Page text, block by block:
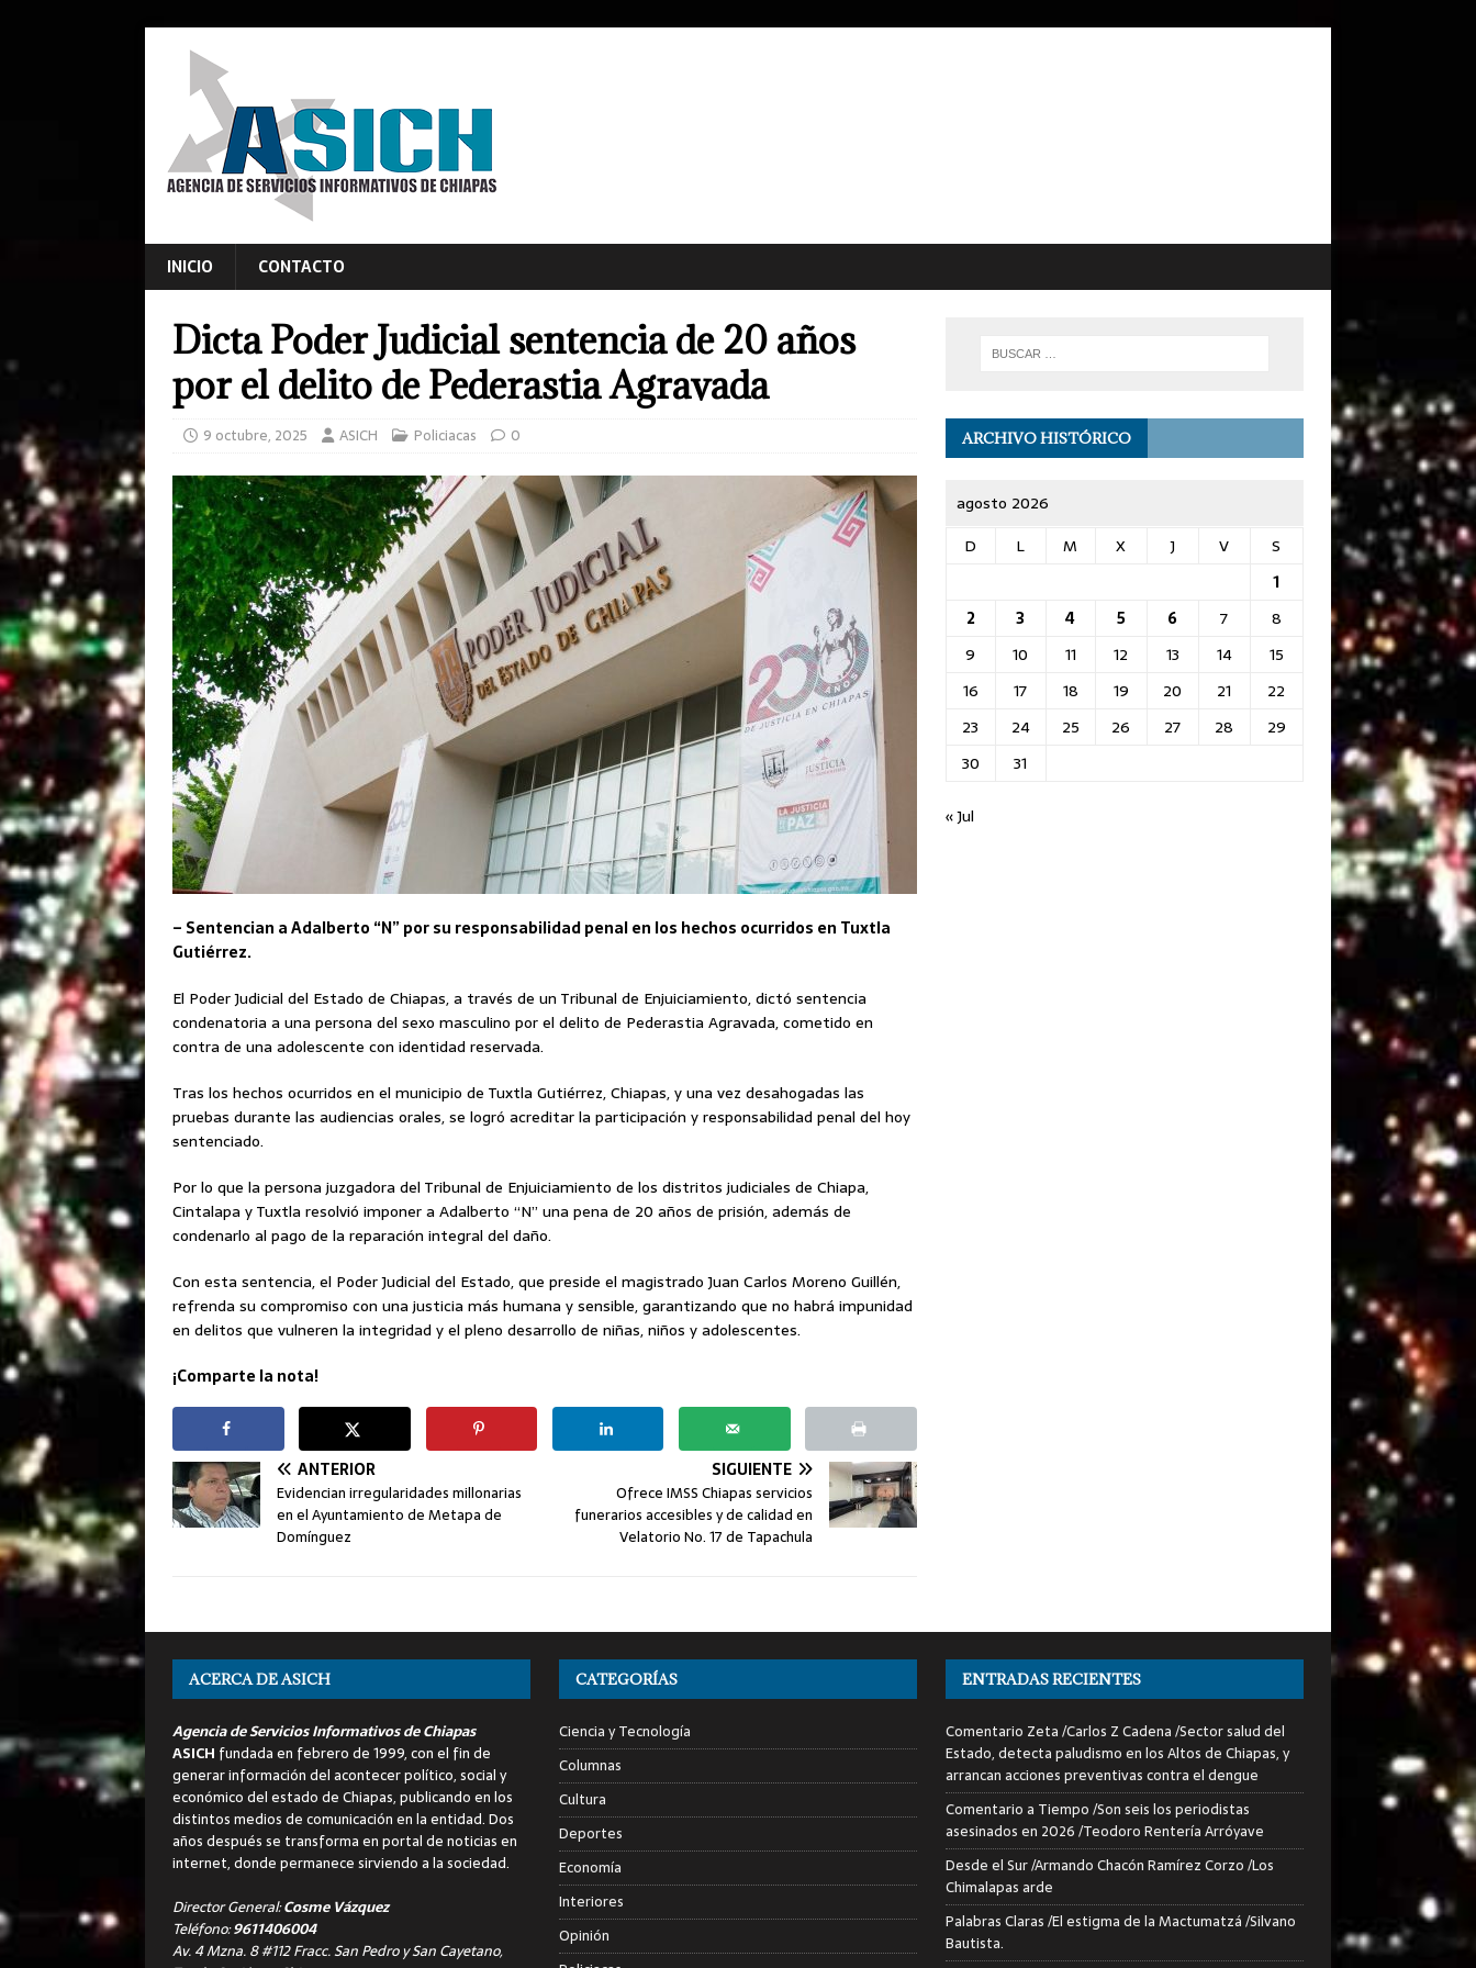
INICIO CONTACTO
Dicta Poder Judicial sentencia de 20 años
por el delito de Pederastia Agravada
9 octubre, 2025 ASICH Policiacas 0
– Sentencian a Adalberto “N” por su responsabilidad penal en los hechos ocurridos en Tuxtla
Gutiérrez.
El Poder Judicial del Estado de Chiapas, a través de un Tribunal de Enjuiciamiento, dictó sentencia
condenatoria a una persona del sexo masculino por el delito de Pederastia Agravada, cometido en
contra de una adolescente con identidad reservada.
Tras los hechos ocurridos en el municipio de Tuxtla Gutiérrez, Chiapas, y una vez desahogadas las
pruebas durante las audiencias orales, se logró acreditar la participación y responsabilidad penal del hoy
sentenciado.
Por lo que la persona juzgadora del Tribunal de Enjuiciamiento de los distritos judiciales de Chiapa,
Cintalapa y Tuxtla resolvió imponer a Adalberto “N” una pena de 20 años de prisión, además de
condenarlo al pago de la reparación integral del daño.
Con esta sentencia, el Poder Judicial del Estado, que preside el magistrado Juan Carlos Moreno Guillén,
refrenda su compromiso con una justicia más humana y sensible, garantizando que no habrá impunidad
en delitos que vulneren la integridad y el pleno desarrollo de niñas, niños y adolescentes.
¡Comparte la nota!
ANTERIOR
Evidencian irregularidades millonarias
en el Ayuntamiento de Metapa de
Domínguez
SIGUIENTE
Ofrece IMSS Chiapas servicios
funerarios accesibles y de calidad en
Velatorio No. 17 de Tapachula
ARCHIVO HISTÓRICO
agosto 2026
D
L M X J V
S
1
2
3 4 5 6 7
8
9
10 11 12 13 14
15
16
17 18 19 20 21
22
23
24 25 26 27 28
29
30
31
« Jul
ACERCA DE ASICH
Agencia de Servicios Informativos de Chiapas
ASICH fundada en febrero de 1999, con el fin de
generar información del acontecer político, social y
económico del estado de Chiapas, publicando en los
distintos medios de comunicación en la entidad. Dos
años después se transforma en portal de noticias en
internet, donde permanece sirviendo a la sociedad.
Director General:Cosme Vázquez
Teléfono:9611406004
Av. 4 Mzna. 8 #112 Fracc. San Pedro y San Cayetano,
CATEGORÍAS
Ciencia y Tecnología
Columnas
Cultura
Deportes
Economía
Interiores
Opinión
ENTRADAS RECIENTES
Comentario Zeta /Carlos Z Cadena /Sector salud del
Estado, detecta paludismo en los Altos de Chiapas, y
arrancan acciones preventivas contra el dengue
Comentario a Tiempo /Son seis los periodistas
asesinados en 2026 /Teodoro Rentería Arróyave
Desde el Sur /Armando Chacón Ramírez Corzo /Los
Chimalapas arde
Palabras Claras /El estigma de la Mactumatzá /Silvano
Bautista.